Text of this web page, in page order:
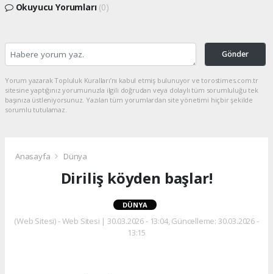
Okuyucu Yorumları (0)
Gönder
Yorum yazarak Topluluk Kuralları’nı kabul etmiş bulunuyor ve torostimes.com.tr
sitesine yaptığınız yorumunuzla ilgili doğrudan veya dolaylı tüm sorumluluğu tek
başınıza üstleniyorsunuz. Yazılan tüm yorumlardan site yönetimi hiçbir şekilde
sorumlu tutulamaz.
Anasayfa Dünya
Diriliş köyden başlar!
DÜNYA
(Web Sitesi) - Web Sitesi | 30.03.2026 - 13:04, Güncelleme: 30.03.2026 -
13:15